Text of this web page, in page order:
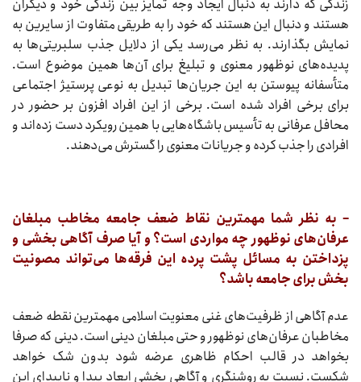
زندگی که دارند به دنبال ایجاد وجه تمایز بین زندگی خود و دیگران
هستند و دنبال این هستند که خود را به طریقی متفاوت از سایرین به
نمایش بگذارند. به نظر می‌رسد یکی از دلایل جذب سلبریتی‌ها به
پدیده‌های نوظهور معنوی و تبلیغ برای آن‌ها همین موضوع است.
متأسفانه پیوستن به این جریان‌ها تبدیل به نوعی پرستیژ اجتماعی
برای برخی افراد شده است. برخی از این افراد افزون بر حضور در
محافل عرفانی به تأسیس باشگاه‌هایی با همین رویکرد دست زده‌اند و
افرادی را جذب کرده و جریانات معنوی را گسترش می‌دهند.
– به نظر شما مهمترین نقاط ضعف جامعه مخاطب مبلغان
عرفان‌های نوظهور چه مواردی است؟ و آیا صرف آگاهی بخشی و
پزداختن به مسائل پشت پرده این فرقه‌ها می‌تواند مصونیت
بخش برای جامعه باشد؟
عدم آگاهی از ظرفیت‌های غنی معنویت اسلامی مهمترین نقطه ضعف
مخاطبان عرفان‌های نوظهور و حتی مبلغان دینی است. دینی که صرفا
بخواهد در قالب احکام ظاهری عرضه شود بدون شک خواهد
شکست. نسبت به روشنگری و آگاهی بخشی ابعاد پیدا و ناپیدای این